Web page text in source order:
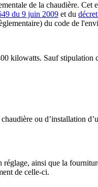
de la chaudière.
du 9 juin 2009 et du
du code de
kilowatts. Sauf stipulation
ou d’installation
ainsi que la
de celle-ci.